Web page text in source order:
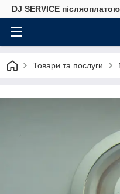
DJ SERVICE
Товари та послуги